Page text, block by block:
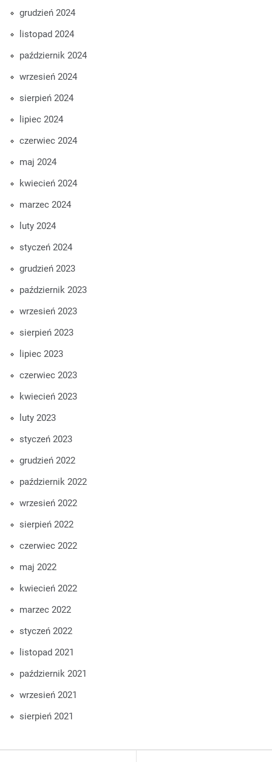
grudzień 2024
listopad 2024
październik 2024
wrzesień 2024
sierpień 2024
lipiec 2024
czerwiec 2024
maj 2024
kwiecień 2024
marzec 2024
luty 2024
styczeń 2024
grudzień 2023
październik 2023
wrzesień 2023
sierpień 2023
lipiec 2023
czerwiec 2023
kwiecień 2023
luty 2023
styczeń 2023
grudzień 2022
październik 2022
wrzesień 2022
sierpień 2022
czerwiec 2022
maj 2022
kwiecień 2022
marzec 2022
styczeń 2022
listopad 2021
październik 2021
wrzesień 2021
sierpień 2021